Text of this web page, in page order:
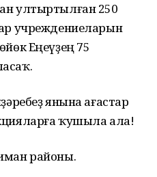
ултыртылған 250
учреждениеларын
Еңеүҙең 75
янына ағастар
ҡушыла ала!
районы.